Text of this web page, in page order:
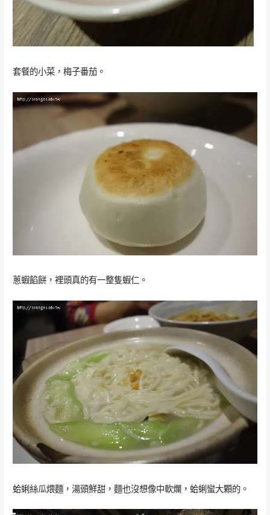
套餐的小菜，梅子番茄。
蔥蝦餡餅，裡頭真的有一整隻蝦仁。
蛤蜊絲瓜煨麵，湯頭鮮甜，麵也沒想像中軟爛，蛤蜊蠻大顆的。